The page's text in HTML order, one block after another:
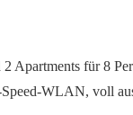
Apartments für 8
WLAN, voll